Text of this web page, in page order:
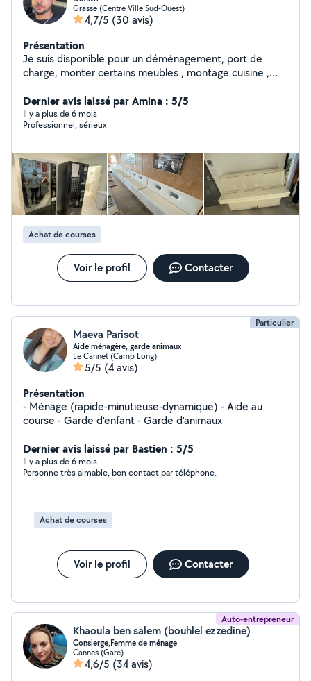
Grasse (Centre Ville Sud-Ouest)
4,7/5 (30 avis)
Présentation
Je suis disponible pour un déménagement, port de
charge, monter certains meubles , montage cuisine ,
cherche quelques heures de ménage à effectuer dans
le week-end. N'hésitez pas à me contacter pour plus de
renseignements.
Dernier avis laissé par Amina : 5/5
Il y a plus de 6 mois
Professionnel, sérieux
Achat de courses
Voir le profil Contacter
Particulier
Maeva Parisot
Aide ménagère, garde animaux
Le Cannet (Camp Long)
5/5 (4 avis)
Présentation
- Ménage (rapide-minutieuse-dynamique) - Aide au
course - Garde d'enfant - Garde d'animaux
Dernier avis laissé par Bastien : 5/5
Il y a plus de 6 mois
Personne très aimable, bon contact par téléphone.
Achat de courses
Voir le profil Contacter
Auto-entrepreneur
Khaoula ben salem (bouhlel ezzedine)
Consierge,Femme de ménage
Cannes (Gare)
4,6/5 (34 avis)